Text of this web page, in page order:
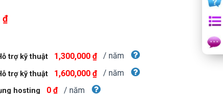
₫.
₫Giá
là:
550,000 ₫.
trợ kỹ thuật 1,300,000 ₫ / năm
trợ kỹ thuật 1,600,000 ₫ / năm
hosting 0 ₫ / năm